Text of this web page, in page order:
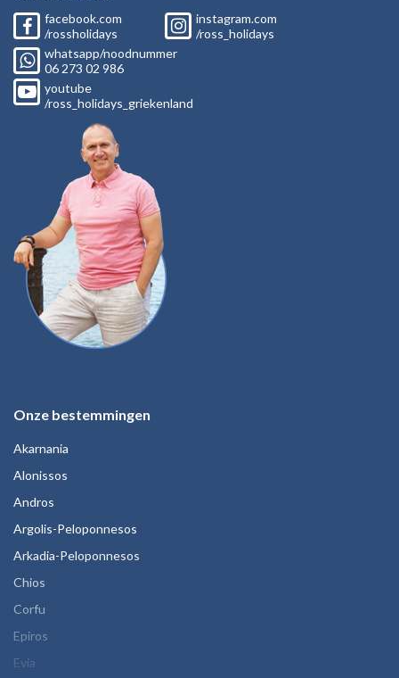
facebook.com
/rossholidays
instagram.com
/ross_holidays
whatsapp/noodnummer
06 273 02 986
youtube
/ross_holidays_griekenland
Onze bestemmingen
Akarnania
Alonissos
Andros
Argolis-Peloponnesos
Arkadia-Peloponnesos
Chios
Corfu
Epiros
Evia